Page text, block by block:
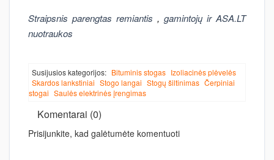
Straipsnis parengtas remiantis , gamintojų ir ASA.LT
nuotraukos
Susijusios kategorijos: Bituminis stogas Izoliacinės plėvelės
Skardos lankstiniai Stogo langai Stogų šiltinimas Čerpiniai
stogai Saulės elektrinės įrengimas
Komentarai (0)
Prisijunkite, kad galėtumėte komentuoti